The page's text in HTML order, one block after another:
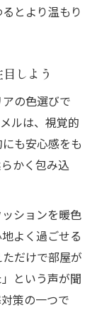
とより温もり
しよう
の色選びで
ルは、視覚的
も安心感をも
かく包み込
ションを暖色
よく過ごせる
だけで部屋が
という声が聞
策の一つで